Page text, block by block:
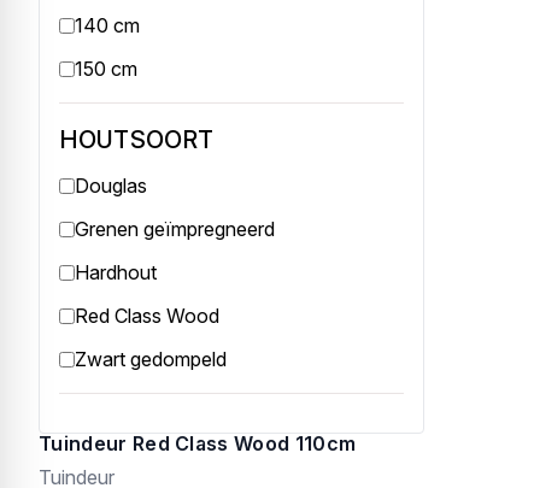
140 cm
150 cm
HOUTSOORT
Douglas
Grenen geïmpregneerd
Hardhout
Red Class Wood
Zwart gedompeld
Tuindeur in hardhout 110x195cm
€ 245,95
Tuindeur Red Class Wood 110cm
Tuindeur